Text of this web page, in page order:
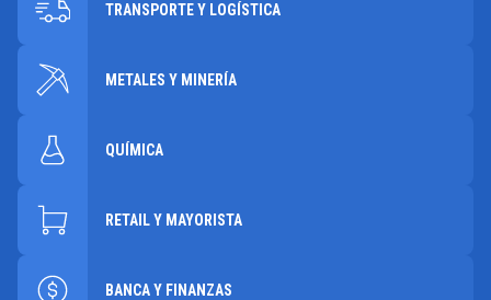
TRANSPORTE Y LOGÍSTICA
METALES Y MINERÍA
QUÍMICA
RETAIL Y MAYORISTA
BANCA Y FINANZAS